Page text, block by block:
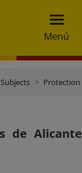
Menú
Subjects
de Alicante